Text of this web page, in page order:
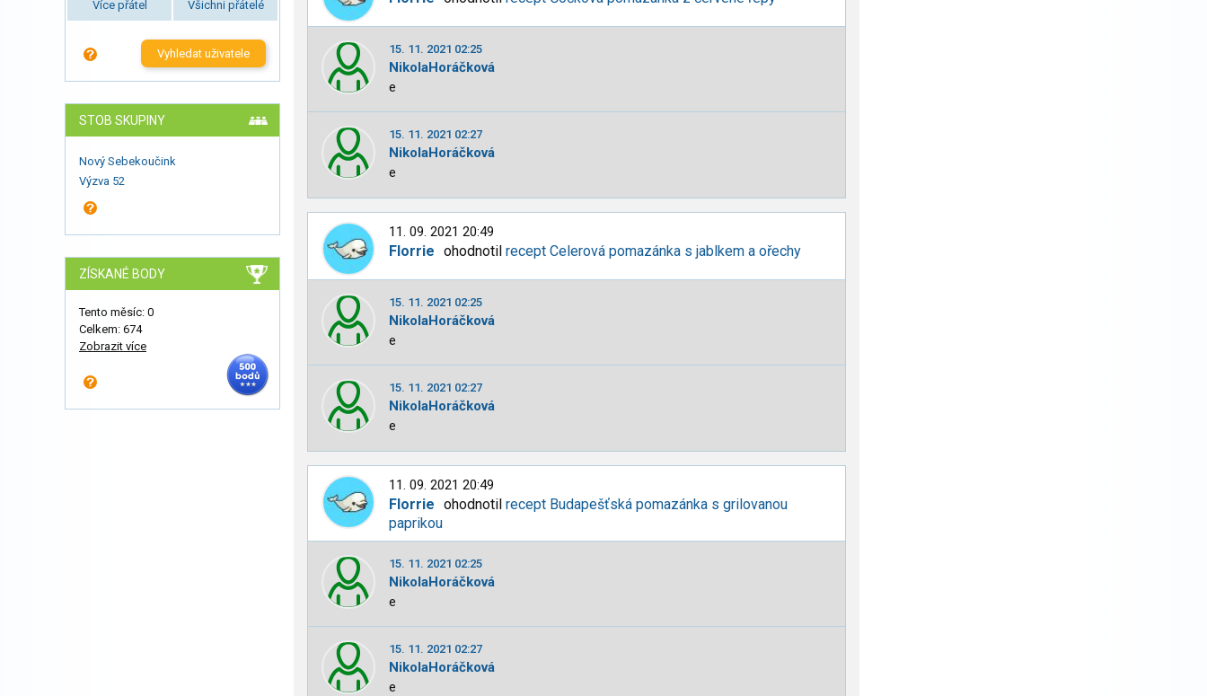
Více přátel Všichni přátelé
Vyhledat uživatele
STOB SKUPINY
Nový Sebekoučink
Výzva 52
ZÍSKANÉ BODY
Tento měsíc: 0
Celkem: 674
Zobrazit více
15. 11. 2021 02:25
NikolaHoráčková
e
15. 11. 2021 02:27
NikolaHoráčková
e
11. 09. 2021 20:49
Florrie ohodnotilrecept Celerová pomazánka s jablkem a ořechy
15. 11. 2021 02:25
NikolaHoráčková
e
15. 11. 2021 02:27
NikolaHoráčková
e
11. 09. 2021 20:49
Florrie ohodnotilrecept Budapešťská pomazánka s grilovanou
paprikou
15. 11. 2021 02:25
NikolaHoráčková
e
15. 11. 2021 02:27
NikolaHoráčková
e